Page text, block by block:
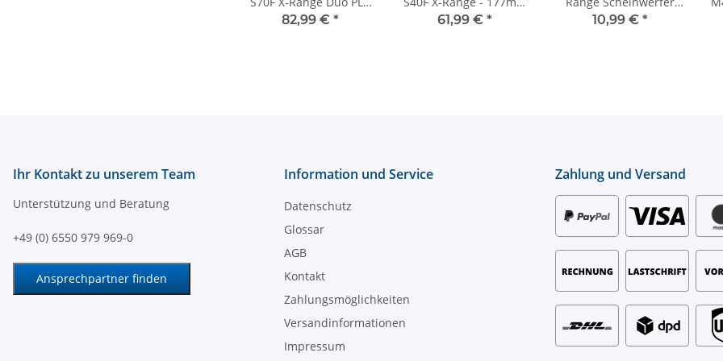
204mm - ECE-R112 -
82,99 € *
- ECE-R112
61,99 € *
zur mittigen /
10,99 € *
Ihr Kontakt zu unserem Team
Unterstützung und Beratung
+49 (0) 6550 979 969-0
Ansprechpartner finden
Information und Service
Datenschutz
Glossar
AGB
Kontakt
Zahlungsmöglichkeiten
Versandinformationen
Impressum
Zahlung und Versand